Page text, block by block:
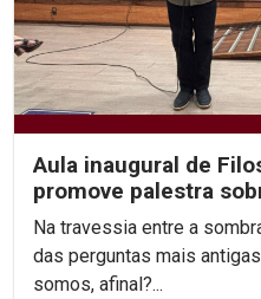
Aula inaugural de
promove palestra
Na travessia entre a
das perguntas mais
somos, afinal?...